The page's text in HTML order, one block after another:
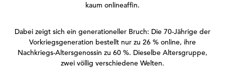
kaum onlineaffin.
Dabei zeigt sich ein generationeller Bruch: Die 70-Jährige der
Vorkriegsgeneration bestellt nur zu 26 % online, ihre
Nachkriegs-Altersgenossin zu 60 %. Dieselbe Altersgruppe,
zwei völlig verschiedene Welten.